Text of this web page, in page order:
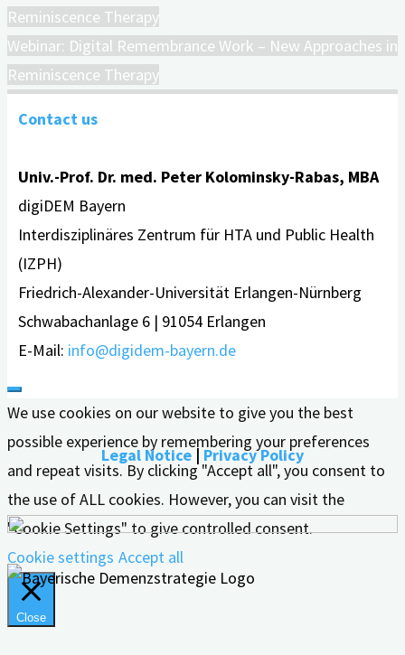
Reminiscence Therapy
Webinar: Digital Remembrance Work – New Approaches in
Reminiscence Therapy
Contact us
Univ.-Prof. Dr. med. Peter Kolominsky-Rabas, MBA
digiDEM Bayern
Interdisziplinäres Zentrum für HTA und Public Health
(IZPH)
Friedrich-Alexander-Universität Erlangen-Nürnberg
Schwabachanlage 6 | 91054 Erlangen
E-Mail: info@digidem-bayern.de
Legal Notice | Privacy Policy
We use cookies on our website to give you the best
possible experience by remembering your preferences
and repeat visits. By clicking "Accept all", you consent to
the use of ALL cookies. However, you can visit the
"Cookie Settings" to give controlled consent.
Cookie settings Accept all
Close